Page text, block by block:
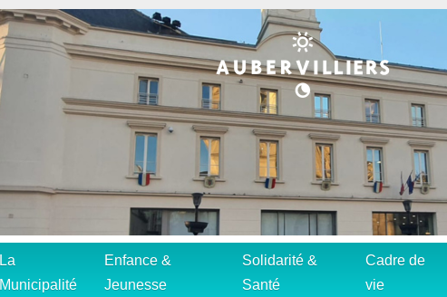
La
Municipalité
Enfance &
Jeunesse
Solidarité &
Santé
Cadre de
vie